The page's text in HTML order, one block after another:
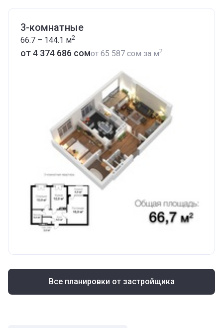
3-комнатные
66.7 – 144.1 м2
от ‍4 374 686 сомот ‍65 587 сом за м2
Все планировки от застройщика